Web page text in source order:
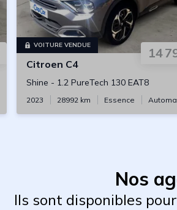
VOITURE VENDUE
14
Citroen C4
Shine - 1.2 PureTech 130 EAT8
2023 28992 km Essence
Nos
Ils sont disponibles